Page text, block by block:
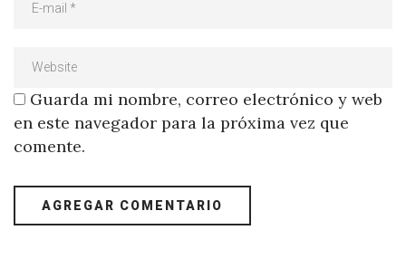
Guarda mi nombre, correo electrónico y web
en este navegador para la próxima vez que
comente.